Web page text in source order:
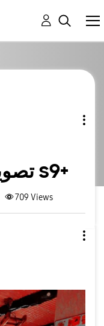
تصويري وتعديلي بهاتف s9+
709 Views